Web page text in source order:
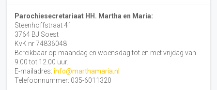
Parochiesecretariaat HH. Martha en Maria:
Steenhoffstraat 41
3764 BJ Soest
KvK nr 74836048
Bereikbaar op maandag en woensdag tot en met vrijdag van
9.00 tot 12.00 uur.
E-mailadres: info@marthamaria.nl
Telefoonnummer: 035-6011320